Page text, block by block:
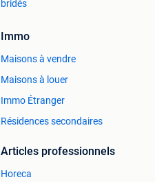
bridés
Immo
Maisons à vendre
Maisons à louer
Immo Étranger
Résidences secondaires
Articles professionnels
Horeca